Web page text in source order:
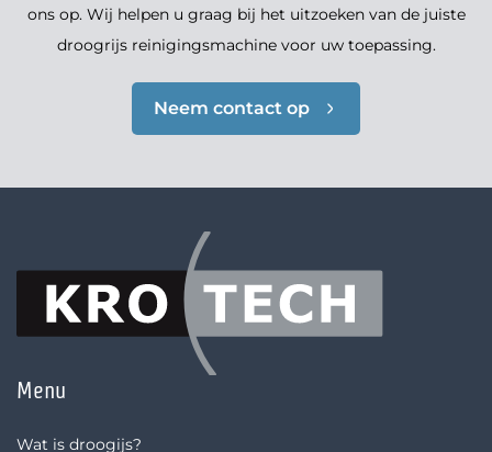
ons op. Wij helpen u graag bij het uitzoeken van de juiste
droogrijs reinigingsmachine voor uw toepassing.
Neem contact op
Menu
Wat is droogijs?